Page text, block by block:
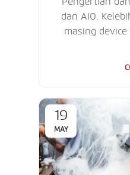
dan AIO.
masing
19
MAY